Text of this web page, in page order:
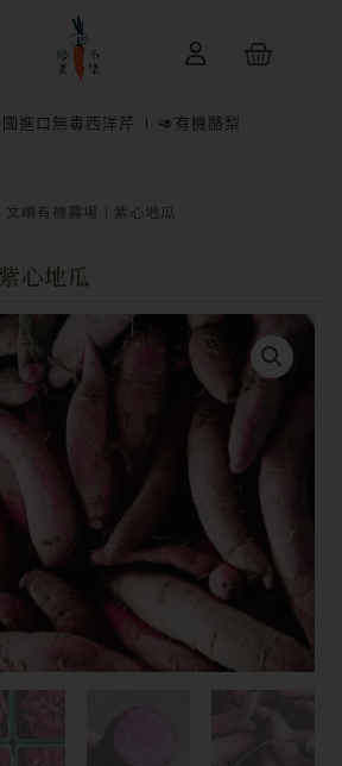
購
國進口無毒西洋芹 🥑有機酪梨
/ 文晴有機農場｜紫心地瓜
心地瓜